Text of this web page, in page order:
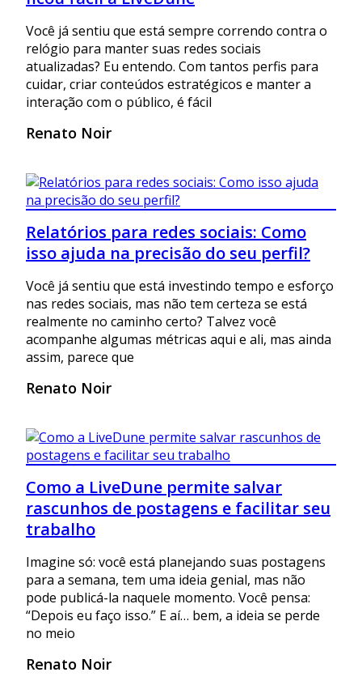
Você já sentiu que está sempre correndo contra o
relógio para manter suas redes sociais
atualizadas? Eu entendo. Com tantos perfis para
cuidar, criar conteúdos estratégicos e manter a
interação com o público, é fácil
Renato Noir
Relatórios para redes sociais: Como
isso ajuda na precisão do seu perfil?
Você já sentiu que está investindo tempo e esforço
nas redes sociais, mas não tem certeza se está
realmente no caminho certo? Talvez você
acompanhe algumas métricas aqui e ali, mas ainda
assim, parece que
Renato Noir
Como a LiveDune permite salvar
rascunhos de postagens e facilitar seu
trabalho
Imagine só: você está planejando suas postagens
para a semana, tem uma ideia genial, mas não
pode publicá-la naquele momento. Você pensa:
“Depois eu faço isso.” E aí… bem, a ideia se perde
no meio
Renato Noir